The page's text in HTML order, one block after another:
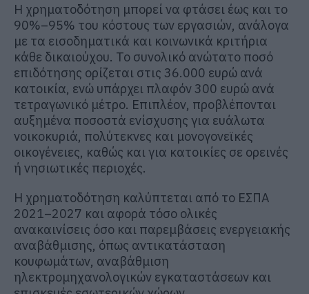
Η χρηματοδότηση μπορεί να φτάσει έως και το
90%–95% του κόστους των εργασιών, ανάλογα
με τα εισοδηματικά και κοινωνικά κριτήρια
κάθε δικαιούχου. Το συνολικό ανώτατο ποσό
επιδότησης ορίζεται στις 36.000 ευρώ ανά
κατοικία, ενώ υπάρχει πλαφόν 300 ευρώ ανά
τετραγωνικό μέτρο. Επιπλέον, προβλέπονται
αυξημένα ποσοστά ενίσχυσης για ευάλωτα
νοικοκυριά, πολύτεκνες και μονογονεϊκές
οικογένειες, καθώς και για κατοικίες σε ορεινές
ή νησιωτικές περιοχές.
Η χρηματοδότηση καλύπτεται από το ΕΣΠΑ
2021–2027 και αφορά τόσο ολικές
ανακαινίσεις όσο και παρεμβάσεις ενεργειακής
αναβάθμισης, όπως αντικατάσταση
κουφωμάτων, αναβάθμιση
ηλεκτρομηχανολογικών εγκαταστάσεων και